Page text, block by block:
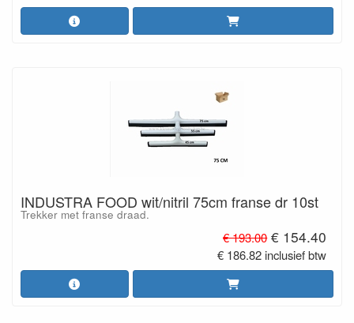
INDUSTRA FOOD wit/nitril 75cm franse dr 10st
Trekker met franse draad.
€ 193.00 € 154.40
€ 186.82 inclusief btw